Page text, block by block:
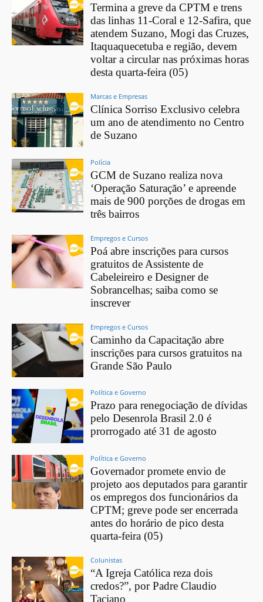
Termina a greve da CPTM e trens
das linhas 11-Coral e 12-Safira, que
atendem Suzano, Mogi das Cruzes,
Itaquaquecetuba e região, devem
voltar a circular nas próximas horas
desta quarta-feira (05)
Marcas e Empresas
Clínica Sorriso Exclusivo celebra
um ano de atendimento no Centro
de Suzano
Polícia
GCM de Suzano realiza nova
‘Operação Saturação’ e apreende
mais de 900 porções de drogas em
três bairros
Empregos e Cursos
Poá abre inscrições para cursos
gratuitos de Assistente de
Cabeleireiro e Designer de
Sobrancelhas; saiba como se
inscrever
Empregos e Cursos
Caminho da Capacitação abre
inscrições para cursos gratuitos na
Grande São Paulo
Política e Governo
Prazo para renegociação de dívidas
pelo Desenrola Brasil 2.0 é
prorrogado até 31 de agosto
Política e Governo
Governador promete envio de
projeto aos deputados para garantir
os empregos dos funcionários da
CPTM; greve pode ser encerrada
antes do horário de pico desta
quarta-feira (05)
Colunistas
“A Igreja Católica reza dois
credos?”, por Padre Claudio
Taciano